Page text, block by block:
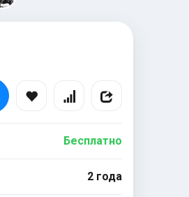
Бесплатно
2 года